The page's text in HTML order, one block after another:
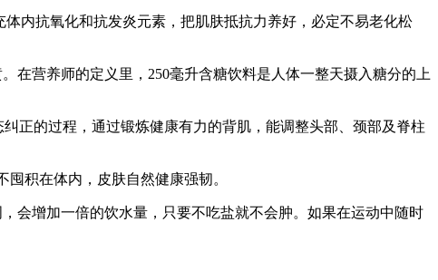
内抗氧化和抗发炎元素，把肌肤抵抗力养好，必定不易老化松
在营养师的定义里，250毫升含糖饮料是人体一整天摄入糖分的上
正的过程，通过锻炼健康有力的背肌，能调整头部、颈部及脊柱
积在体内，皮肤自然健康强韧。
会增加一倍的饮水量，只要不吃盐就不会肿。如果在运动中随时